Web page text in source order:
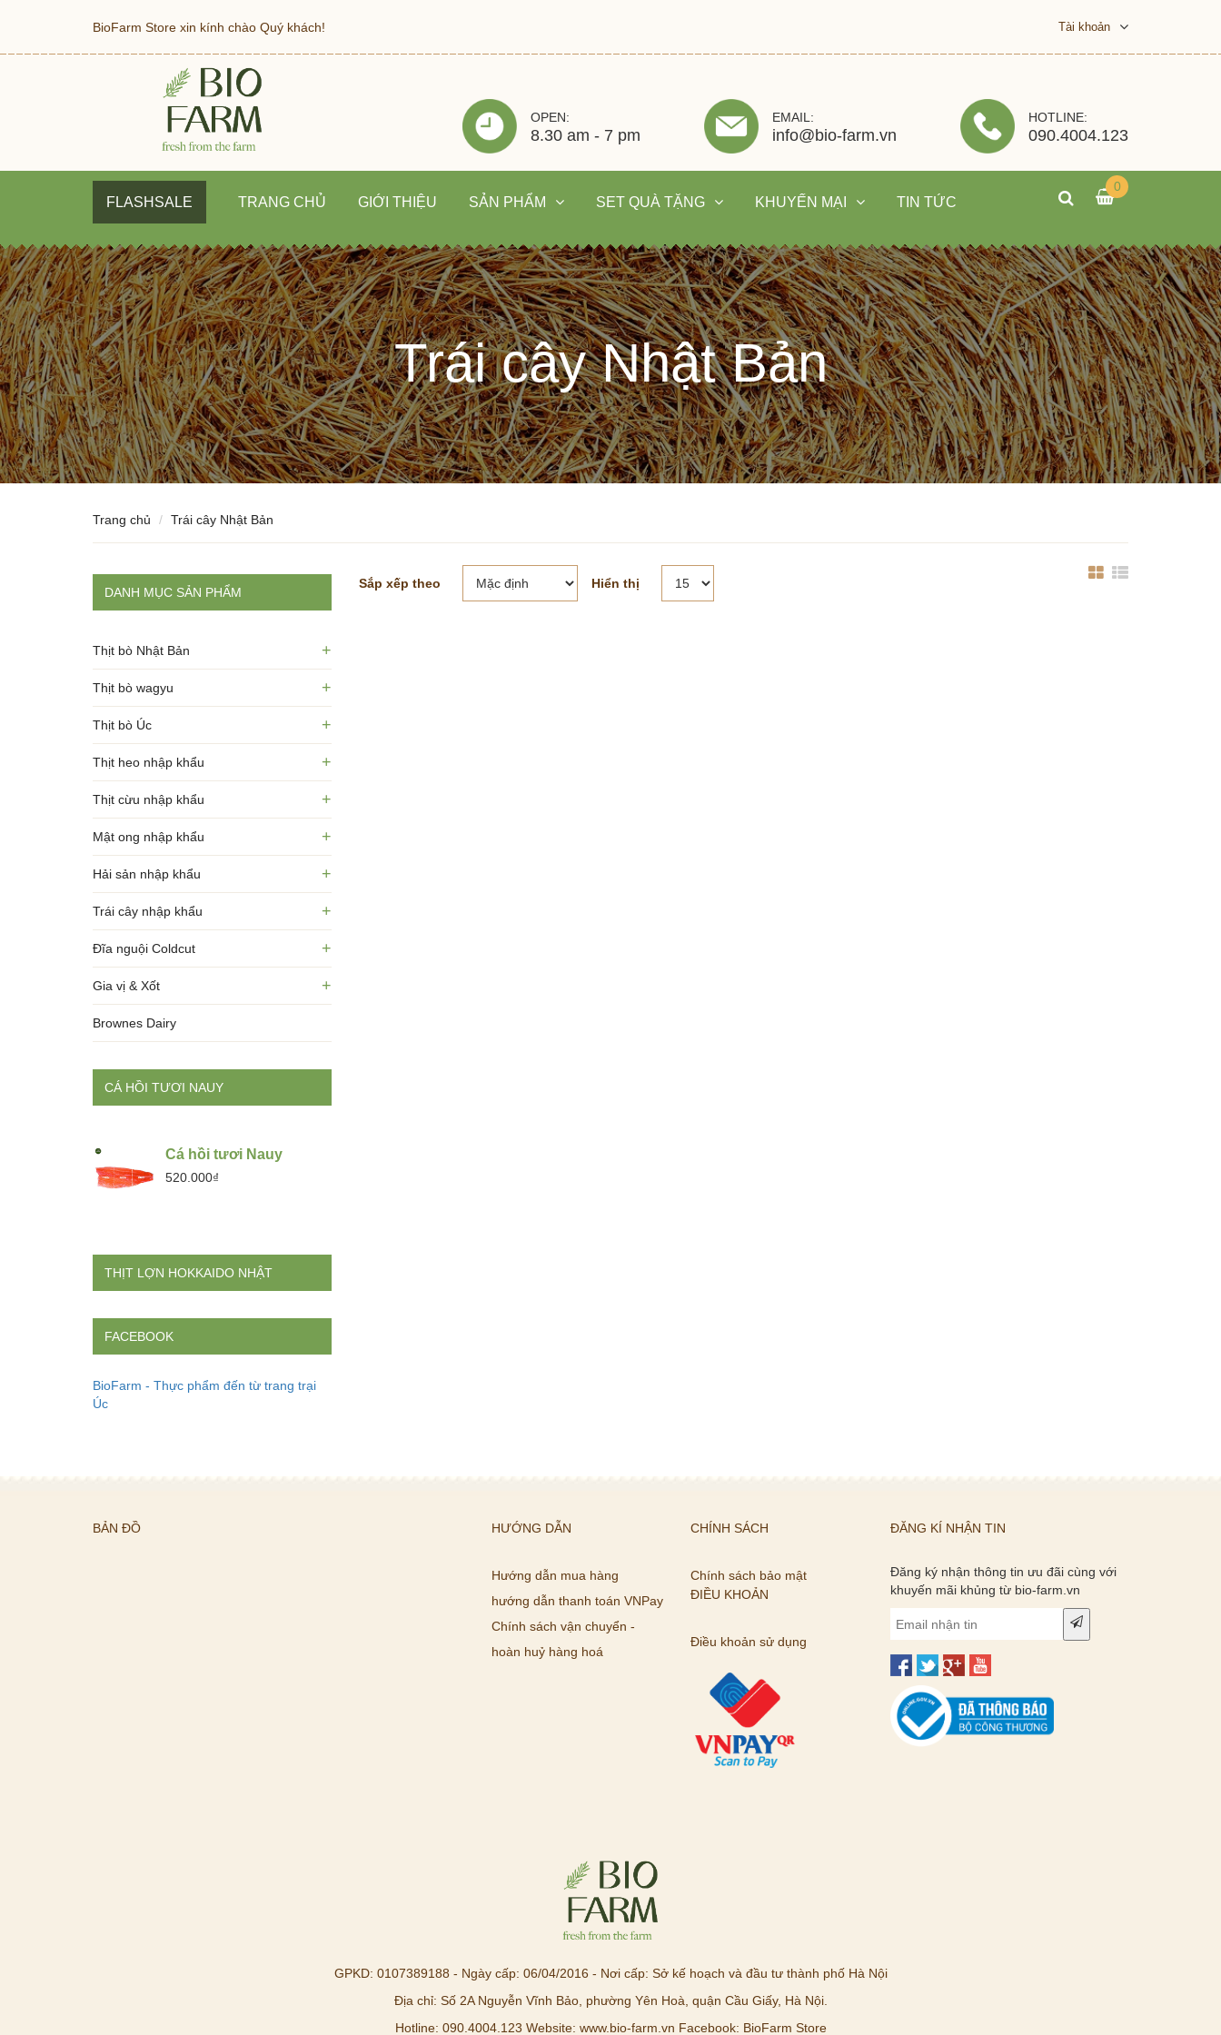
BioFarm Store xin kính chào Quý khách! Tài khoản
HOTLINE:
090.4004.123
EMAIL:
info@bio-farm.vn
OPEN:
8.30 am - 7 pm
FLASHSALE TRANG CHỦ GIỚI THIỆU SẢN PHẨM SET QUÀ TẶNG KHUYẾN MẠI TIN TỨC
0
Trái cây Nhật Bản
Trang chủ Trái cây Nhật Bản
Sắp xếp theo Hiển thị
DANH MỤC SẢN PHẨM
Thịt bò Nhật Bản +
Thịt bò wagyu +
Thịt bò Úc +
Thịt heo nhập khẩu +
Thịt cừu nhập khẩu +
Mật ong nhập khẩu +
Hải sản nhập khẩu +
Trái cây nhập khẩu +
Đĩa nguội Coldcut +
Gia vị & Xốt +
Brownes Dairy
CÁ HỒI TƯƠI NAUY
Cá hồi tươi Nauy
520.000₫
THỊT LỢN HOKKAIDO NHẬT
FACEBOOK
BioFarm - Thực phẩm đến từ trang trại
Úc
ĐĂNG KÍ NHẬN TIN
Đăng ký nhận thông tin ưu đãi cùng với
khuyến mãi khủng từ bio-farm.vn
BẢN ĐỒ HƯỚNG DẪN
Hướng dẫn mua hàng
hướng dẫn thanh toán VNPay
Chính sách vận chuyển -
hoàn huỷ hàng hoá
CHÍNH SÁCH
Chính sách bảo mật
ĐIỀU KHOẢN
Điều khoản sử dụng
GPKD: 0107389188 - Ngày cấp: 06/04/2016 - Nơi cấp: Sở kế hoạch và đầu tư thành phố Hà Nội
Địa chỉ: Số 2A Nguyễn Vĩnh Bảo, phường Yên Hoà, quận Cầu Giấy, Hà Nội.
Hotline: 090.4004.123 Website: www.bio-farm.vn Facebook: BioFarm Store